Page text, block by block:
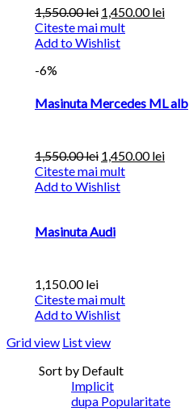
1,550.00lei 1,450.00lei
Citeste mai mult
Add to Wishlist
-6%
Masinuta Mercedes ML alb
1,550.00lei 1,450.00lei
Citeste mai mult
Add to Wishlist
Masinuta Audi
1,150.00lei
Citeste mai mult
Add to Wishlist
Grid view List view
Sort by Default
Implicit
dupa Popularitate